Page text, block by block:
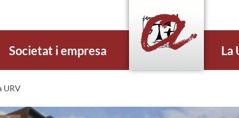
Societat i empresa La
URV